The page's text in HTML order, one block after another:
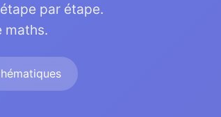
par étape.
maths.